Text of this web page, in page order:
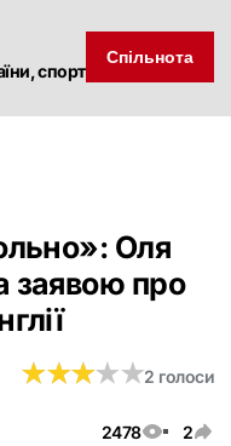
спорт
Спільнота
Оля
заявою про
2478 2
★★★★★
★★★★★2 голоси